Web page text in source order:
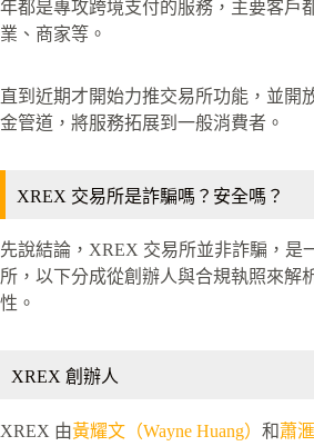
年都是專攻跨境支付的服務，主要客戶
業、商家等。
直到近期才開始力推交易所功能，並開
金管道，將服務拓展到一般消費者。
XREX 交易所是詐騙嗎？安全嗎？
先說結論，XREX 交易所並非詐騙，是
所，以下分成從創辦人與合規執照來解
性。
XREX 創辦人
XREX 由黃耀文（Wayne Huang） 和蕭